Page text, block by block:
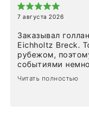
7 августа 2026
Заказывал
Eichholtz Breck.
рубежом,
событиями
Но homeadore
определенное в
Читать полностью